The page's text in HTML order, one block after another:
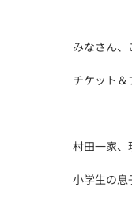
みなさん、
チケット
村田一家、
小学生の息